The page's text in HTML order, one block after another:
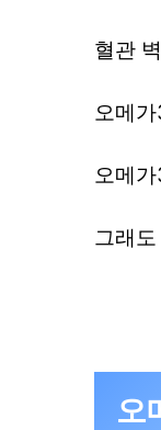
혈관
오메
오메
그래
오